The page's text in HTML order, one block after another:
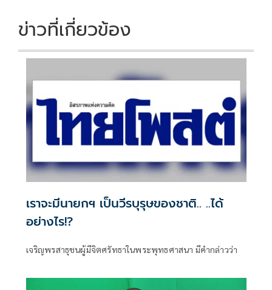
ข่าวที่เกี่ยวข้อง
เราจะมีนายกฯ เป็นวีรบุรุษของชาติ.. ..ได้
อย่างไร!?
เจริญพรสาธุชนผู้มีจิตศรัทธาในพระพุทธศาสนา มีคำกล่าวว่า